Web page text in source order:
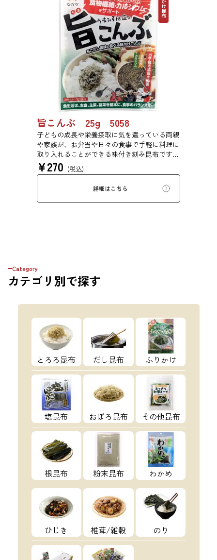
旨こんぶ 25g 5058
子どもの成長や栄養摂取に気を遣っている両親
や家族が、お弁当や日々の食事で手軽に料理に
取り入れることができる味付き刻み昆布です。
程良い塩味と旨味のバランスを追求しました。
塩味を抑えながら、旨味を引き立てる「あごだ
¥270 (税込)
詳細はこちら
Category
カテゴリ 別で探す
とろろ昆布 だし昆布 ふりかけ
塩昆布 おぼろ昆布 その他昆布
根昆布 粉末昆布 わかめ
ひじき 椎茸/雑穀 のり